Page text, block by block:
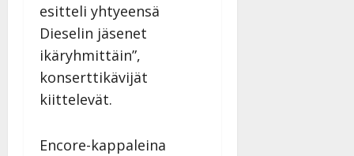
esitteli yhtyeensä
Dieselin jäsenet
ikäryhmittäin”,
konserttikävijät
kiittelevät.
Encore-kappaleina